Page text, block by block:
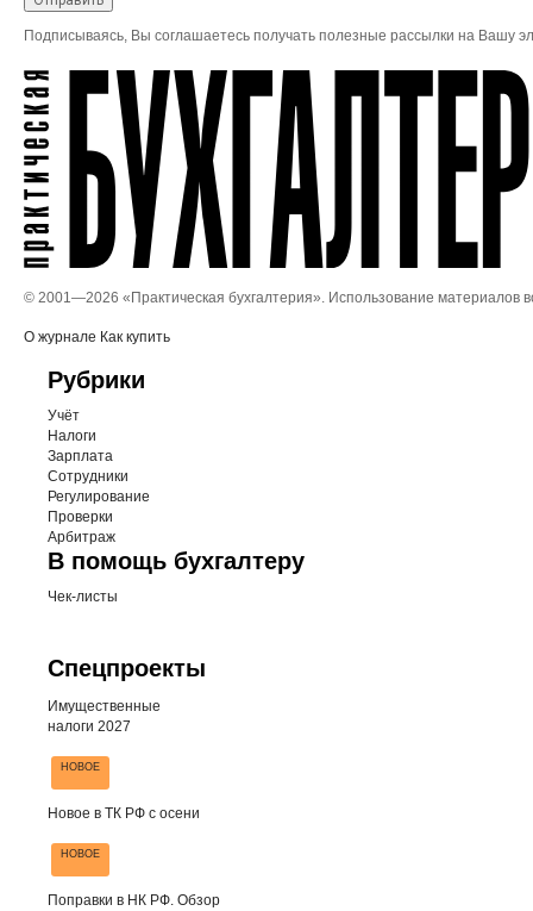
Подписываясь, Вы соглашаетесь получать полезные рассылки на Вашу
© 2001—2026 «Практическая бухгалтерия». Использование
О журнале Как купить
Рубрики
Учёт
Налоги
Зарплата
Сотрудники
Регулирование
Проверки
Арбитраж
В помощь бухгалтеру
Чек-листы
Спецпроекты
Имущественные
налоги 2027
НОВОЕ
Новое в ТК РФ с осени
НОВОЕ
Поправки в НК РФ. Обзор